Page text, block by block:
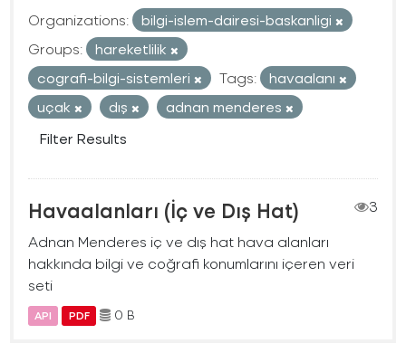
Organizations:
bilgi-islem-dairesi-baskanligi
Groups:
hareketlilik
cografi-bilgi-sistemleri
Tags:
havaalanı
uçak
dış
adnan menderes
Filter Results
Havaalanları (İç ve Dış Hat)
3
Adnan Menderes iç ve dış hat hava alanları
hakkında bilgi ve coğrafi konumlarını içeren veri
seti
API PDF 0 B